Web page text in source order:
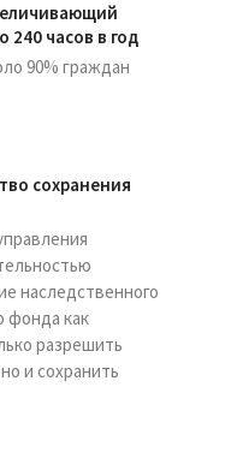
240 часов в год
90% граждан
сохранения
наследственного
фонда как
разрешить
и сохранить